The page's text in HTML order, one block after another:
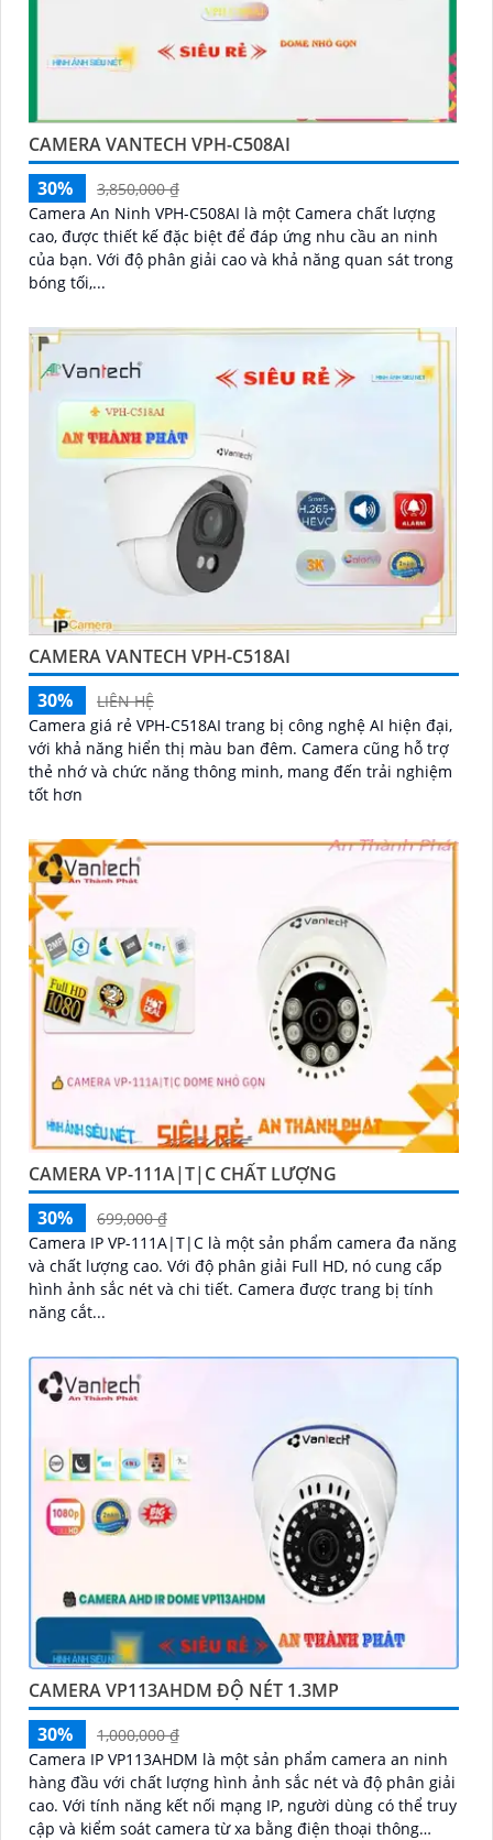
CAMERA VANTECH VPH-C508AI
30%
3,850,000 ₫
Camera An Ninh VPH-C508AI là một Camera chất lượng
cao, được thiết kế đặc biệt để đáp ứng nhu cầu an ninh
của bạn. Với độ phân giải cao và khả năng quan sát trong
bóng tối,...
CAMERA VANTECH VPH-C518AI
30%
LIÊN HỆ
Camera giá rẻ VPH-C518AI trang bị công nghệ AI hiện đại,
với khả năng hiển thị màu ban đêm. Camera cũng hỗ trợ
thẻ nhớ và chức năng thông minh, mang đến trải nghiệm
tốt hơn
CAMERA VP-111A|T|C CHẤT LƯỢNG
30%
699,000 ₫
Camera IP VP-111A|T|C là một sản phẩm camera đa năng
và chất lượng cao. Với độ phân giải Full HD, nó cung cấp
hình ảnh sắc nét và chi tiết. Camera được trang bị tính
năng cắt...
CAMERA VP113AHDM ĐỘ NÉT 1.3MP
30%
1,000,000 ₫
Camera IP VP113AHDM là một sản phẩm camera an ninh
hàng đầu với chất lượng hình ảnh sắc nét và độ phân giải
cao. Với tính năng kết nối mạng IP, người dùng có thể truy
cập và kiểm soát camera từ xa bằng điện thoại thông